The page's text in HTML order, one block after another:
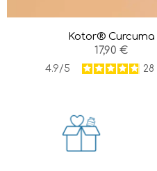
Kotor® Curcuma
17,90 €
4.9/5 28